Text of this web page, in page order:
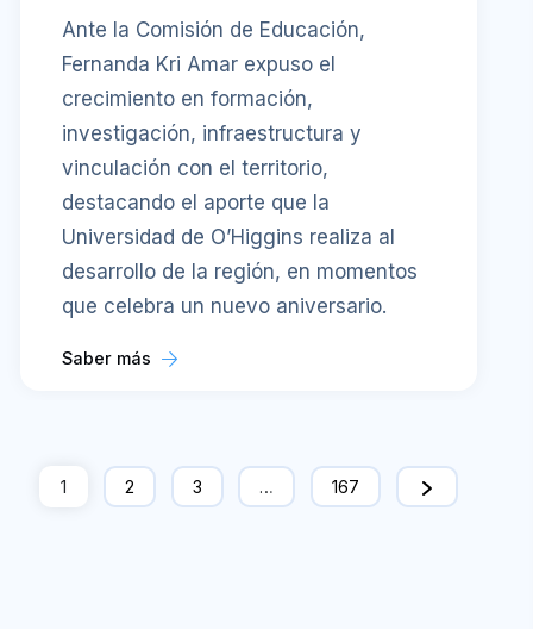
Ante la Comisión de Educación,
Fernanda Kri Amar expuso el
crecimiento en formación,
investigación, infraestructura y
vinculación con el territorio,
destacando el aporte que la
Universidad de O’Higgins realiza al
desarrollo de la región, en momentos
que celebra un nuevo aniversario.
Saber más
1 2 3 … 167